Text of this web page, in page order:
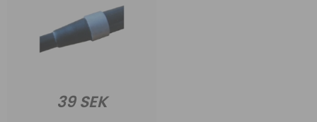
39 SEK